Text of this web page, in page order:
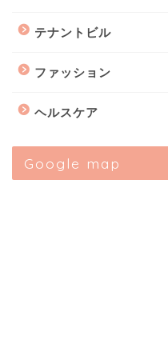
テナントビル
ファッション
ヘルスケア
Google map